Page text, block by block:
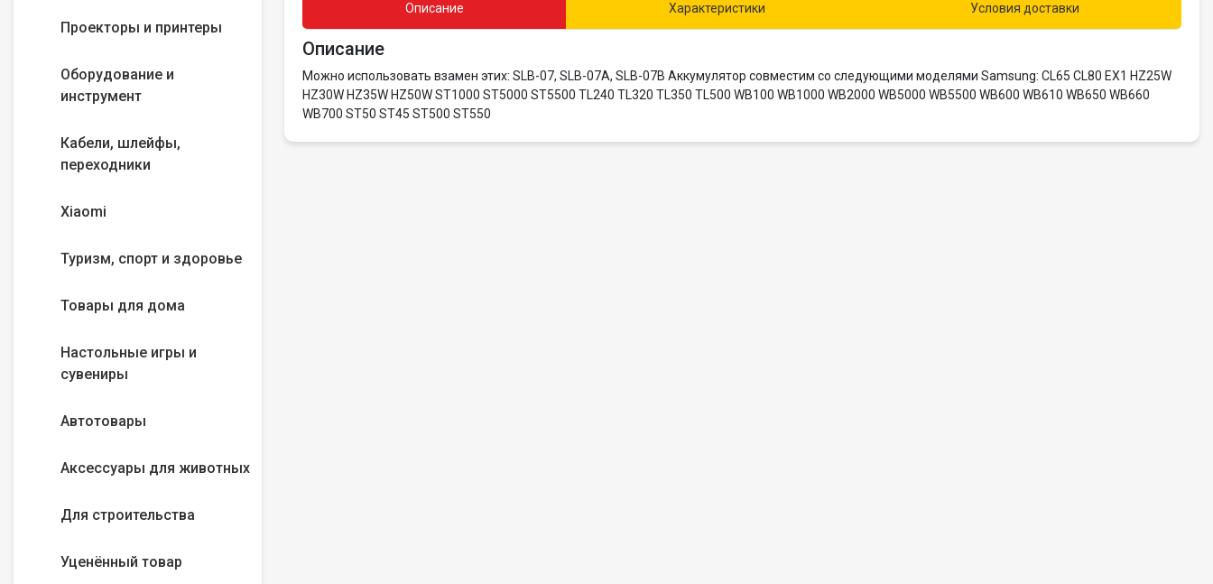
Проекторы и принтеры
Оборудование и
инструмент
Кабели, шлейфы,
переходники
Xiaomi
Туризм, спорт и здоровье
Товары для дома
Настольные игры и
сувениры
Автотовары
Аксессуары для животных
Для строительства
Уценённый товар
Описание Характеристики Условия доставки
Описание
Можно использовать взамен этих: SLB-07, SLB-07A, SLB-07B Аккумулятор совместим со следующими моделями Samsung: CL65 CL80 EX1 HZ25W
HZ30W HZ35W HZ50W ST1000 ST5000 ST5500 TL240 TL320 TL350 TL500 WB100 WB1000 WB2000 WB5000 WB5500 WB600 WB610 WB650 WB660
WB700 ST50 ST45 ST500 ST550